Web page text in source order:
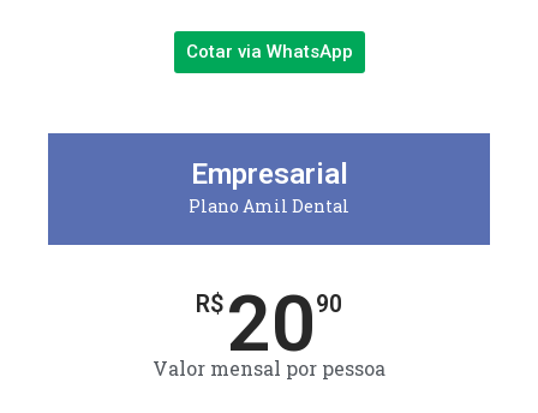
Cotar via WhatsApp
Empresarial
Plano Amil Dental
R$ 2090
Valor mensal por pessoa